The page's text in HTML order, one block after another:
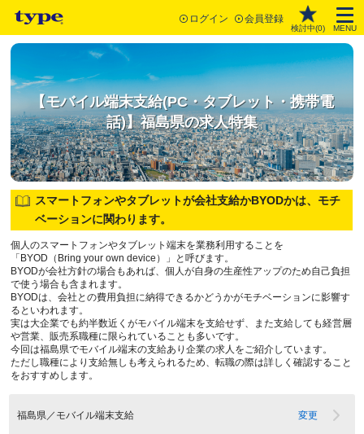
ログイン 会員登録
検討中(0) MENU
【モバイル端末支給(PC・タブレット・携帯電
話)】福島県の求人特集
スマートフォンやタブレットが会社支給かBYODかは、モチ
ベーションに関わります。
個人のスマートフォンやタブレット端末を業務利用することを
「BYOD（Bring your own device）」と呼びます。
BYODが会社方針の場合もあれば、個人が自身の生産性アップのため自己負担
で使う場合も含まれます。
BYODは、会社との費用負担に納得できるかどうかがモチベーションに影響す
るといわれます。
実は大企業でも約半数近くがモバイル端末を支給せず、また支給しても経営層
や営業、販売系職種に限られていることも多いです。
今回は福島県でモバイル端末の支給あり企業の求人をご紹介しています。
ただし職種により支給無しも考えられるため、転職の際は詳しく確認すること
をおすすめします。
福島県／モバイル端末支給 変更